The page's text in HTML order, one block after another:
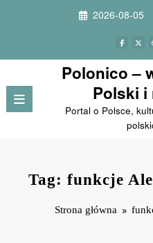
2026-08-05
Polonico –
Polski i
Portal o Polsce,
Tag: funkcje
Strona główna